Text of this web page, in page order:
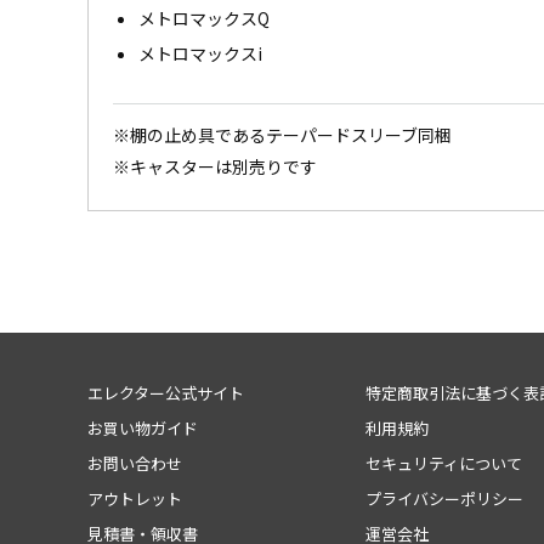
メトロマックスQ
メトロマックスi
※棚の止め具であるテーパードスリーブ同梱
※キャスターは別売りです
エレクター公式サイト
お買い物ガイド
お問い合わせ
アウトレット
見積書・領収書
特定商取引法に基づく表
利用規約
セキュリティについて
プライバシーポリシー
運営会社